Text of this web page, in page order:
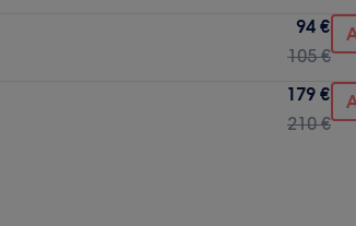
94 €
105 €
179 €
210 €